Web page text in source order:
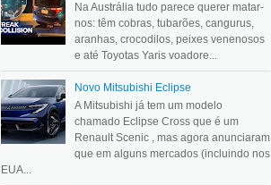
Na Austrália tudo parece querer matar-
nos: têm cobras, tubarões, cangurus,
aranhas, crocodilos, peixes venenosos
e até Toyotas Yaris voadore...
Novo Mitsubishi Eclipse
A Mitsubishi já tem um modelo
chamado Eclipse Cross que é um
Renault Scenic , mas agora anunciaram
que em alguns mercados (incluindo nos
EUA...